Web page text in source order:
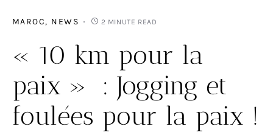
MAROC NEWS 2 MINUTE READ
« 10 km pour la
paix » : Jogging et
foulées pour la paix !